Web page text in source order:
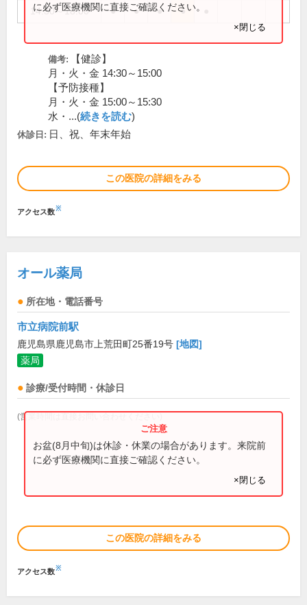
14:30～18:00 ● ● ● ●
に必ず医療機関に直接ご確認ください。
×閉じる
備考:
【健診】
月・火・金 14:30～15:00
【予防接種】
月・火・金 15:00～15:30
水・...(続きを読む)
休診日: 日、祝、年末年始
この医院の詳細をみる
アクセス数※
オール薬局
所在地・電話番号
市立病院前駅
鹿児島県鹿児島市上荒田町25番19号 [地図]
薬局
診療/受付時間・休診日
(営業時間は直接お問い合わせください)
お盆(8月中旬)は休診・休業の場合があります。来院前
に必ず医療機関に直接ご確認ください。
×閉じる
この医院の詳細をみる
アクセス数※